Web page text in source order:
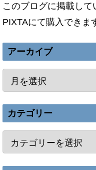
このブログに掲載して
PIXTAにて購入できま
アーカイブ
カテゴリー